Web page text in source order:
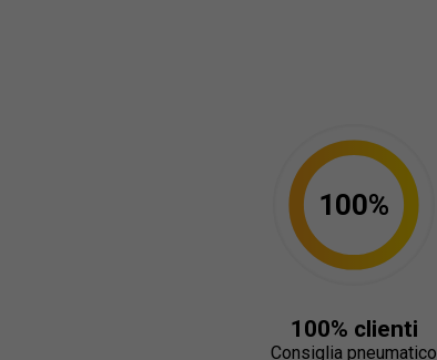
100%
100% clienti
Consiglia pneumatico